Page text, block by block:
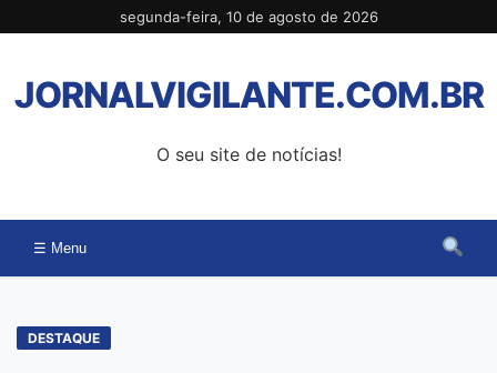
para
conteúdo
segunda-feira, 10 de agosto de 2026
JORNALVIGILANTE.COM.BR
O seu site de notícias!
☰ Menu
DESTAQUE